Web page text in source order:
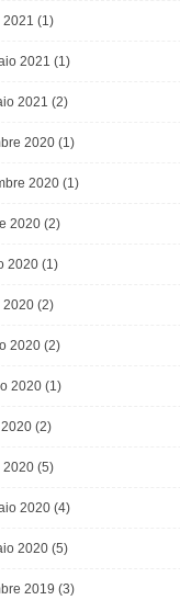
2021 (1)
2021 (1)
2021 (2)
2020 (1)
2020 (1)
2020 (2)
2020 (1)
2020 (2)
2020 (2)
2020 (1)
(2)
2020 (5)
2020 (4)
2020 (5)
2019 (3)